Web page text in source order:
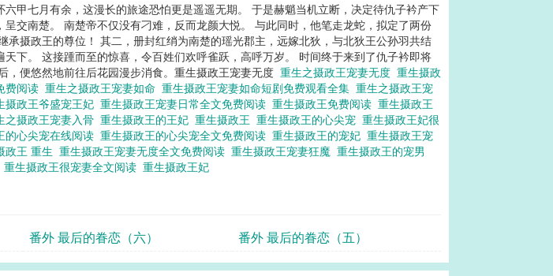
甲七月有余，这漫长的旅途恐怕更是遥遥无期。 于是赫魈当机立断，决定待仇子衿产下
交南楚。 南楚帝不仅没有刁难，反而龙颜大悦。 与此同时，他笔走龙蛇，拟定了两份
摄政王的尊位！ 其二，册封红绡为南楚的瑶光郡主，远嫁北狄，与北狄王公孙羽共结
下。 这接踵而至的惊喜，令百姓们欢呼雀跃，高呼万岁。 时间终于来到了仇子衿即将
便悠然地前往后花园漫步消食。 重生摄政王宠妻无度 重生之摄政王宠妻无度 重生摄政
费阅读 重生之摄政王宠妻如命 重生摄政王宠妻如命短剧免费观看全集 重生之摄政王宠
摄政王爷盛宠王妃 重生摄政王宠妻日常全文免费阅读 重生摄政王免费阅读 重生摄政王
之摄政王宠妻入骨 重生摄政王的王妃 重生摄政王 重生摄政王的心尖宠 重生摄政王妃很
的心尖宠在线阅读 重生摄政王的心尖宠全文免费阅读 重生摄政王的宠妃 重生摄政王宠
政王 重生 重生摄政王宠妻无度全文免费阅读 重生摄政王宠妻狂魔 重生摄政王的宠男
重生摄政王很宠妻全文阅读 重生摄政王妃
番外 最后的眷恋（六） 番外 最后的眷恋（五）